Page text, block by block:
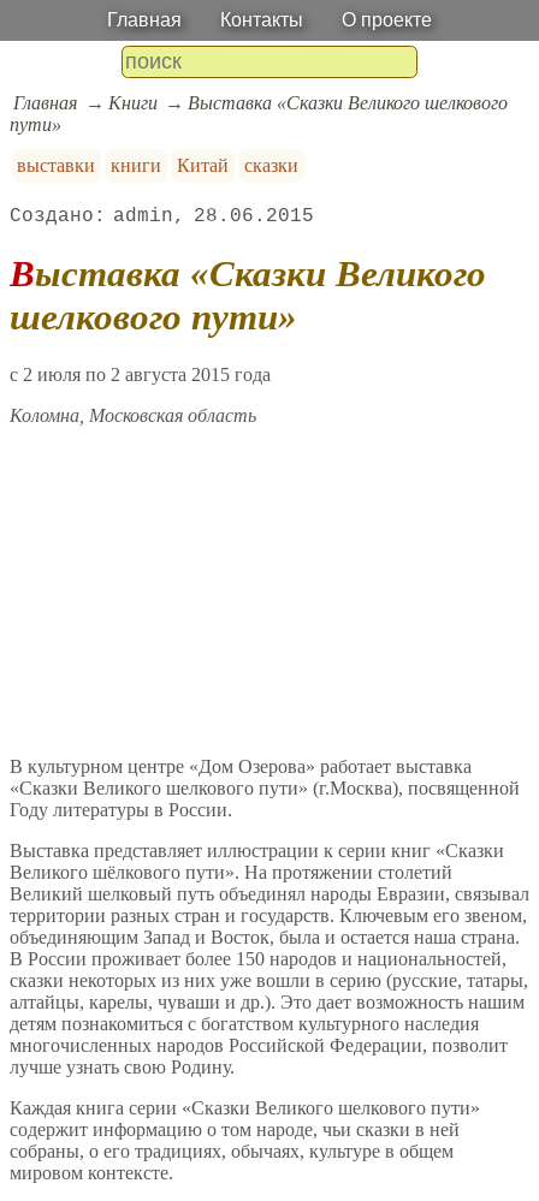
Главная Контакты О проекте
Главная Книги
Выставка «Сказки Великого шелкового
пути»
выставки
книги Китай сказки
admin 28.06.2015
Выставка «Сказки Великого
шелкового пути»
c 2 июля по 2 августа 2015 года
Коломна, Московская область
В культурном центре «Дом Озерова» работает выставка
«Сказки Великого шелкового пути» (г.Москва), посвященной
Году литературы в России.
Выставка представляет иллюстрации к серии книг «Сказки
Великого шёлкового пути». На протяжении столетий
Великий шелковый путь объединял народы Евразии, связывал
территории разных стран и государств. Ключевым его звеном,
объединяющим Запад и Восток, была и остается наша страна.
В России проживает более 150 народов и национальностей,
сказки некоторых из них уже вошли в серию (русские, татары,
алтайцы, карелы, чуваши и др.). Это дает возможность нашим
детям познакомиться с богатством культурного наследия
многочисленных народов Российской Федерации, позволит
лучше узнать свою Родину.
Каждая книга серии «Сказки Великого шелкового пути»
содержит информацию о том народе, чьи сказки в ней
собраны, о его традициях, обычаях, культуре в общем
мировом контексте.